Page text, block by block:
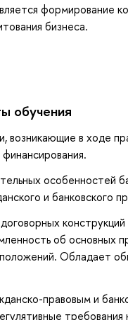
формирование
бизнеса.
обучения
в ходе
особенностей
и банковского
об основных
Обладает
правовым и